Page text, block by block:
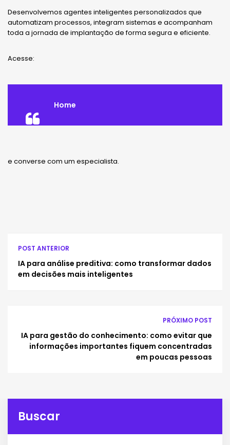
Desenvolvemos agentes inteligentes personalizados que
automatizam processos, integram sistemas e acompanham
toda a jornada de implantação de forma segura e eficiente.
Acesse:
Home
e converse com um especialista.
POST ANTERIOR
IA para análise preditiva: como transformar dados
em decisões mais inteligentes
PRÓXIMO POST
IA para gestão do conhecimento: como evitar que
informações importantes fiquem concentradas
em poucas pessoas
Buscar